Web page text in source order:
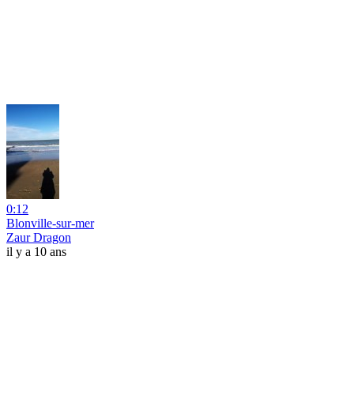
0:12
Blonville-sur-mer
Zaur Dragon
il y a 10 ans